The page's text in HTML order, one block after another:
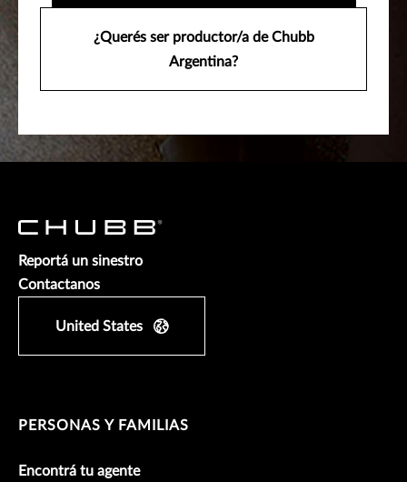
¿Querés ser productor/a de Chubb
Argentina?
Reportá un sinestro
Contactanos
United States
PERSONAS Y FAMILIAS
Encontrá tu agente